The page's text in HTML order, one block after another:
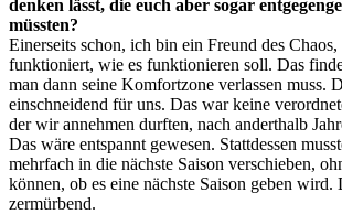
denken lässt, die euch aber sogar
müssten?
Einerseits schon, ich bin ein Freund des
funktioniert, wie es funktionieren soll. Das
man dann seine Komfortzone verlassen muss.
einschneidend für uns. Das war keine
der wir annehmen durften, nach anderthalb
Das wäre entspannt gewesen. Stattdessen
mehrfach in die nächste Saison verschieben,
können, ob es eine nächste Saison geben wird.
zermürbend.